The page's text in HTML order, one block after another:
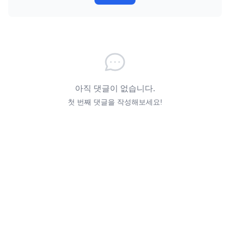
아직 댓글이 없습니다.
첫 번째 댓글을 작성해보세요!